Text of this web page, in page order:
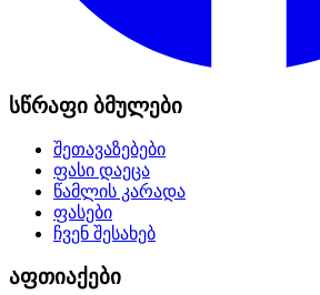
სწრაფი ბმულები
შეთავაზებები
ფასი დაეცა
წამლის კარადა
ფასები
ჩვენ შესახებ
აფთიაქები